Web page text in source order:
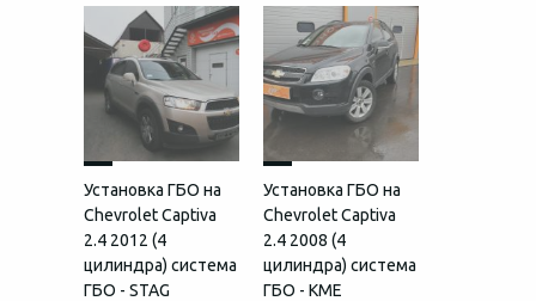
Установка ГБО на
Chevrolet Captiva
2.4 2012 (4
цилиндра) система
ГБО - STAG
Установка ГБО на
Chevrolet Captiva
2.4 2008 (4
цилиндра) система
ГБО - KME